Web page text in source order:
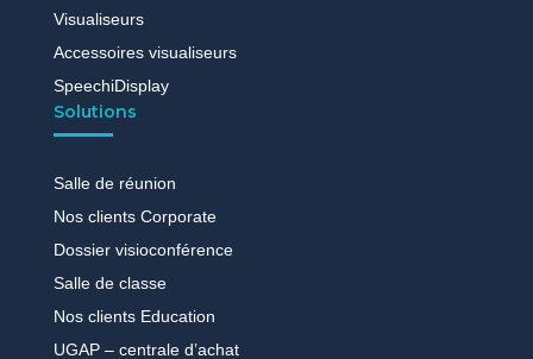
Visualiseurs
Accessoires visualiseurs
SpeechiDisplay
Solutions
Salle de réunion
Nos clients Corporate
Dossier visioconférence
Salle de classe
Nos clients Education
UGAP – centrale d’achat